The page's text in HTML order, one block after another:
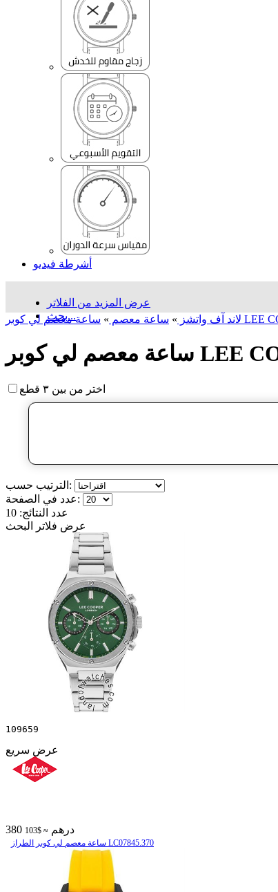
أشرطة فيديو
عرض المزيد من الفلاتر
بحث...
لاند آف واتشز » ساعة معصم »
اختر من بين ٣ قطع
الترتيب حسب:
عدد في الصفحة:
عدد النتائج: 10
عرض فلاتر البحث
109659
عرض سريع
380 درهم ≈ $103
ساعة معصم لي كوبر الطراز LC07845.370